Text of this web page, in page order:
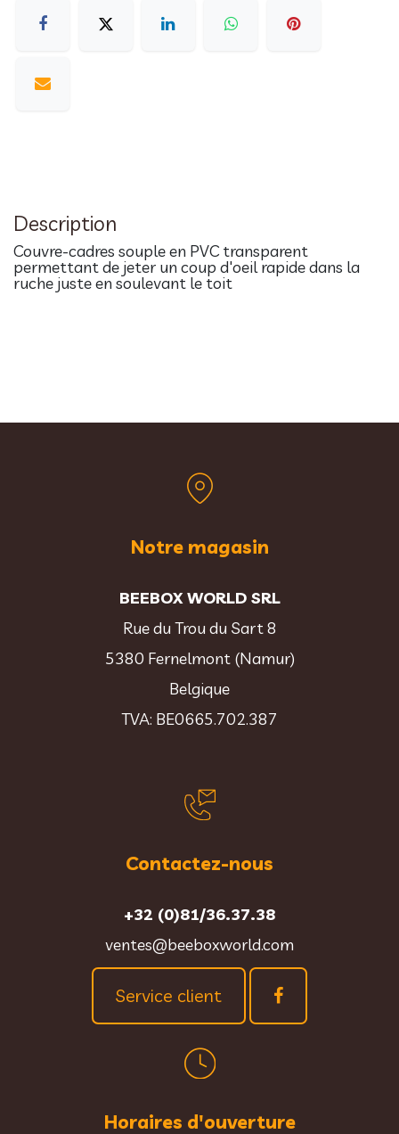
Description
Couvre-cadres souple en PVC transparent
permettant de jeter un coup d'oeil rapide dans la
ruche juste en soulevant le toit
Notre magasin
BEEBOX WORLD SRL
Rue du Trou du Sart 8
5380 Fernelmont (Namur)
Belgique
TVA: BE0665.702.387
Contactez-nous
+32 (0)81/36.37.38
ventes@beeboxworld.com
Service client
Horaires d'ouverture